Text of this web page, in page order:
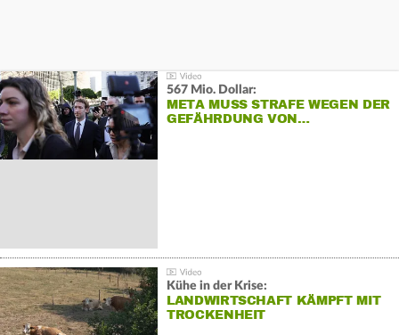
567 Mio. Dollar:
META MUSS STRAFE WEGEN DER
GEFÄHRDUNG VON…
Kühe in der Krise:
LANDWIRTSCHAFT KÄMPFT MIT
TROCKENHEIT